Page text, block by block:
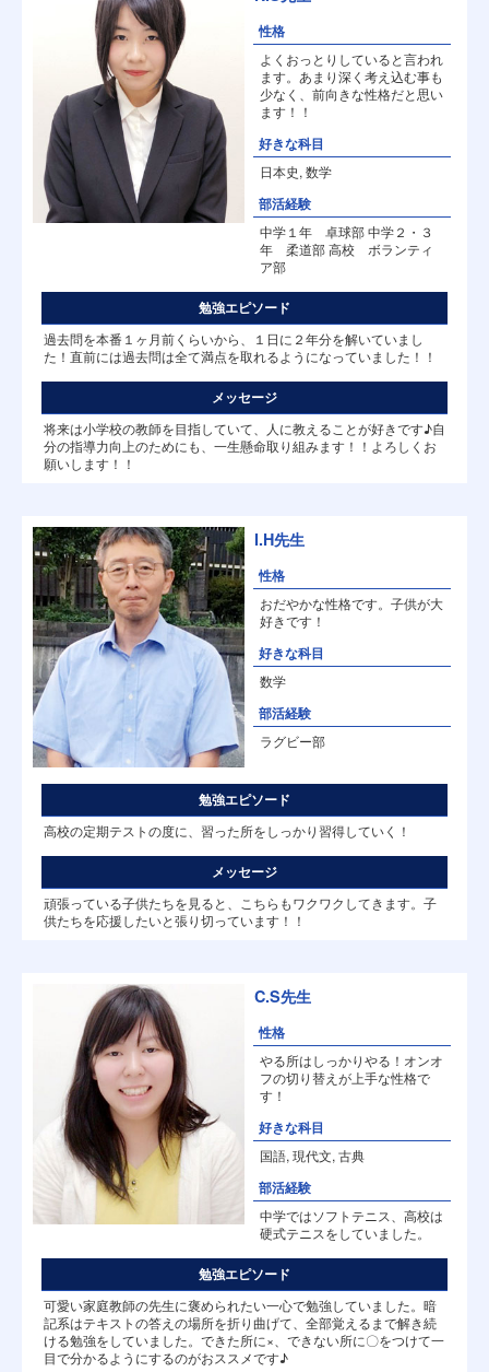
性格
よくおっとりしていると言われ
ます。あまり深く考え込む事も
少なく、前向きな性格だと思い
ます！！
好きな科目
日本史, 数学
部活経験
中学１年 卓球部 中学２・３
年 柔道部 高校 ボランティ
ア部
勉強エピソード
過去問を本番１ヶ月前くらいから、１日に２年分を解いていまし
た！直前には過去問は全て満点を取れるようになっていました！！
メッセージ
将来は小学校の教師を目指していて、人に教えることが好きです♪自
分の指導力向上のためにも、一生懸命取り組みます！！よろしくお
願いします！！
I.H先生
性格
おだやかな性格です。子供が大
好きです！
好きな科目
数学
部活経験
ラグビー部
勉強エピソード
高校の定期テストの度に、習った所をしっかり習得していく！
メッセージ
頑張っている子供たちを見ると、こちらもワクワクしてきます。子
供たちを応援したいと張り切っています！！
C.S先生
性格
やる所はしっかりやる！オンオ
フの切り替えが上手な性格で
す！
好きな科目
国語, 現代文, 古典
部活経験
中学ではソフトテニス、高校は
硬式テニスをしていました。
勉強エピソード
可愛い家庭教師の先生に褒められたい一心で勉強していました。暗
記系はテキストの答えの場所を折り曲げて、全部覚えるまで解き続
ける勉強をしていました。できた所に×、できない所に〇をつけて一
目で分かるようにするのがおススメです♪